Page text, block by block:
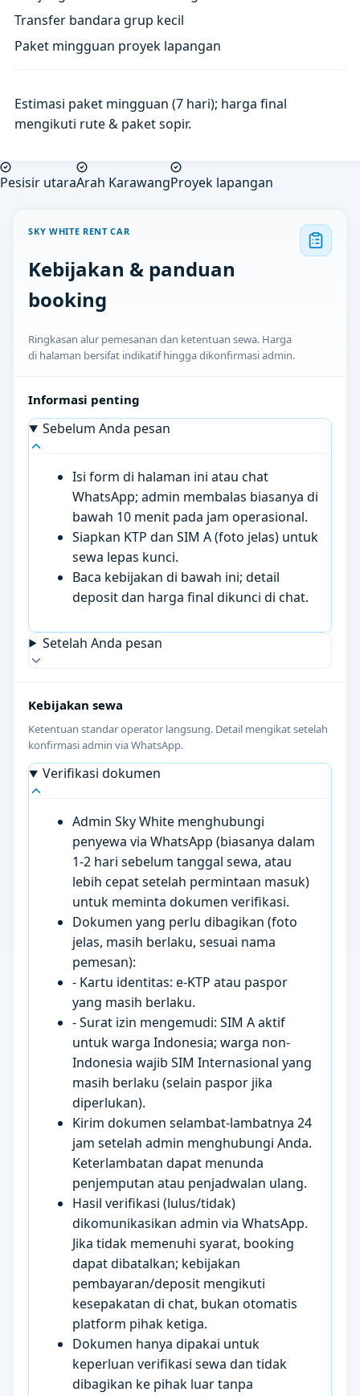
Transfer bandara grup kecil
Paket mingguan proyek lapangan
Estimasi paket mingguan (7 hari); harga final
mengikuti rute & paket sopir.
Pesisir utaraArah KarawangProyek lapangan
SKY WHITE RENT CAR
Kebijakan & panduan
booking
Ringkasan alur pemesanan dan ketentuan sewa. Harga
di halaman bersifat indikatif hingga dikonfirmasi admin.
Informasi penting
Sebelum Anda pesan
Isi form di halaman ini atau chat
WhatsApp; admin membalas biasanya di
bawah 10 menit pada jam operasional.
Siapkan KTP dan SIM A (foto jelas) untuk
sewa lepas kunci.
Baca kebijakan di bawah ini; detail
deposit dan harga final dikunci di chat.
Setelah Anda pesan
Kebijakan sewa
Ketentuan standar operator langsung. Detail mengikat setelah
konfirmasi admin via WhatsApp.
Verifikasi dokumen
Admin Sky White menghubungi
penyewa via WhatsApp (biasanya dalam
1-2 hari sebelum tanggal sewa, atau
lebih cepat setelah permintaan masuk)
untuk meminta dokumen verifikasi.
Dokumen yang perlu dibagikan (foto
jelas, masih berlaku, sesuai nama
pemesan):
- Kartu identitas: e-KTP atau paspor
yang masih berlaku.
- Surat izin mengemudi: SIM A aktif
untuk warga Indonesia; warga non-
Indonesia wajib SIM Internasional yang
masih berlaku (selain paspor jika
diperlukan).
Kirim dokumen selambat-lambatnya 24
jam setelah admin menghubungi Anda.
Keterlambatan dapat menunda
penjemputan atau penjadwalan ulang.
Hasil verifikasi (lulus/tidak)
dikomunikasikan admin via WhatsApp.
Jika tidak memenuhi syarat, booking
dapat dibatalkan; kebijakan
pembayaran/deposit mengikuti
kesepakatan di chat, bukan otomatis
platform pihak ketiga.
Dokumen hanya dipakai untuk
keperluan verifikasi sewa dan tidak
dibagikan ke pihak luar tanpa